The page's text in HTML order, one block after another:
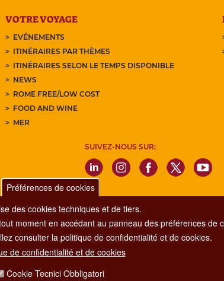
VOTRE VOYAGE
EVÉNEMENTS
ITINÉRAIRES PAR THÈMES
ITINÉRAIRES SELON LE TEMPS DISPONIBLE
NEWS
ROME FREE/LOW COST
FOOD AND WINE
MER
SUIVEZ-NOUS SUR:
Grandi Eventi, Sport, Turismo e Moda.
Préférences de cookies
des cookies techniques et de tiers.
moment en accédant au panneau des préférences de
consulter la politique de confidentialité et de cookies.
de confidentialité et de cookies
Cookie Tecnici Obbligatori